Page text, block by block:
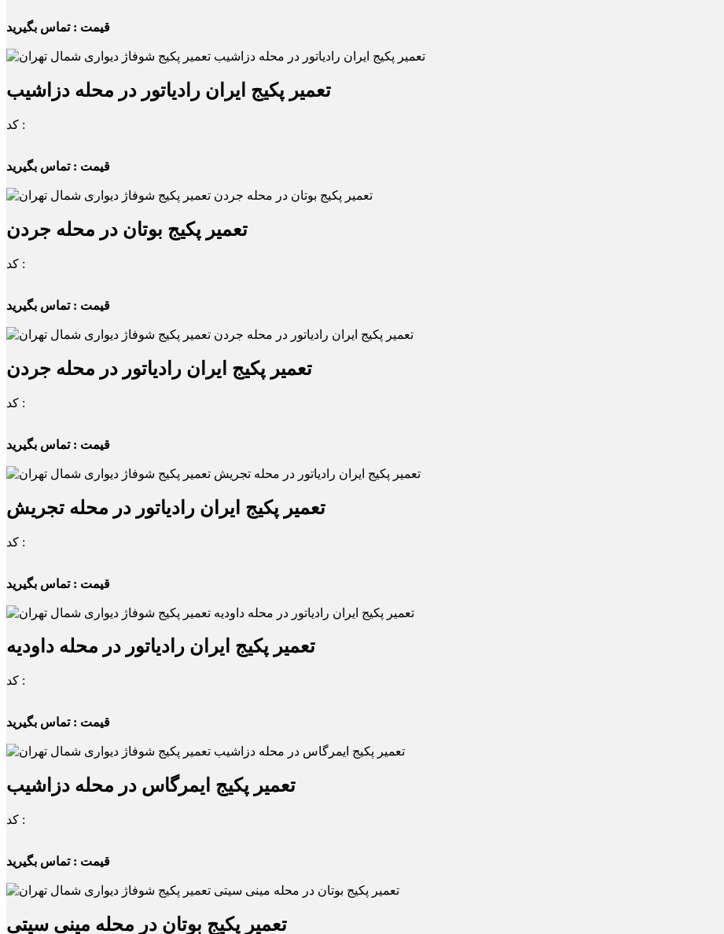
قیمت : تماس بگیرید
تعمیر پکیج ایران رادیاتور در محله دزاشیب
کد :
قیمت : تماس بگیرید
تعمیر پکیج بوتان در محله جردن
کد :
قیمت : تماس بگیرید
تعمیر پکیج ایران رادیاتور در محله جردن
کد :
قیمت : تماس بگیرید
تعمیر پکیج ایران رادیاتور در محله تجریش
کد :
قیمت : تماس بگیرید
تعمیر پکیج ایران رادیاتور در محله داودیه
کد :
قیمت : تماس بگیرید
تعمیر پکیج ایمرگاس در محله دزاشیب
کد :
قیمت : تماس بگیرید
تعمیر پکیج بوتان در محله مینی سیتی